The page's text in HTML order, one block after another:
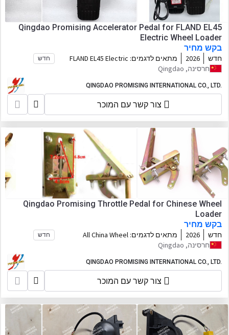
Qingdao Promising Accelerator Pedal for FLAND EL45
Electric Wheel Loader
בקש מחיר
חדש 2026 מתאים לדגמים: FLAND EL45 Electric
Wheel Loader, HZM Wheel Loader, WOLF
HYTEC Wheel Loader, HERACLES Wheel
Loader, SOCMA Wheel Loader, CASER
Wheel Loader, KINGWAY Wheel Loader,
BLANCHE Wheel Loader, ALT Wheel
Loader, FLAND Wheel Loader, AGT Wheel
Loader, TRANER Wheel Loader,
MACHPRO Skid Steer Loader
חדש
חרסינה, Qingdao
QINGDAO PROMISING INTERNATIONAL CO., LTD.
צור קשר עם המוכר
Qingdao Promising Throttle Pedal for Chinese Wheel
Loader
בקש מחיר
חדש 2026 מתאים לדגמים: All China Wheel
Loaders, All China Loaders, Any China
Wheel Loader Made in China, All Wheel
Loaders from China, HZM Wheel Loader,
WOLF Wheel Loader, EVERUN Wheel
Loader, HYTEC Wheel Loader, HERACLES
Wheel Loader, SOCMA Wheel Loader,
CASER Wheel Loader, KINGWAY Wheel
Loader, BLANCHE Wheel Loader, ALT
Wheel Loader, FLAND Wheel Loader, AGT
חדש
חרסינה, Qingdao
QINGDAO PROMISING INTERNATIONAL CO., LTD.
צור קשר עם המוכר